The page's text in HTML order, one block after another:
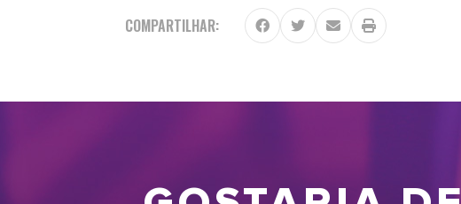
COMPARTILHAR: